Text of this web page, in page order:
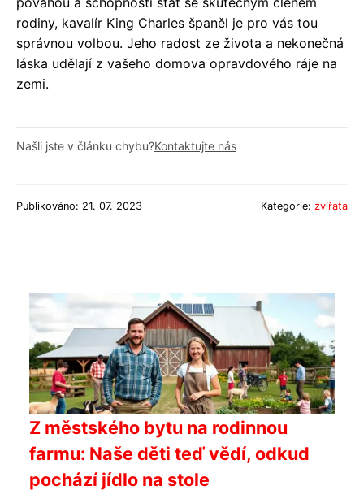
rodiny, kavalír King Charles španěl je pro vás tou
správnou volbou. Jeho radost ze života a nekonečná
láska udělají z vašeho domova opravdového ráje na
zemi.
Našli jste v článku chybu?Kontaktujte nás
Publikováno: 21. 07. 2023 Kategorie: zvířata
Z městského bytu na rodinnou
farmu: Naše děti teď vědí, odkud
pochází jídlo na stole